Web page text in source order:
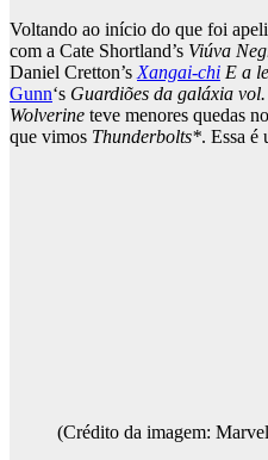
Voltando ao início do que foi
com a Cate Shortland’s Viúva
Daniel Cretton’s Xangai-chi E a
Gunn‘s Guardiões da galáxia
Wolverine teve menores quedas
que vimos Thunderbolts*. Essa é
(Crédito da imagem: